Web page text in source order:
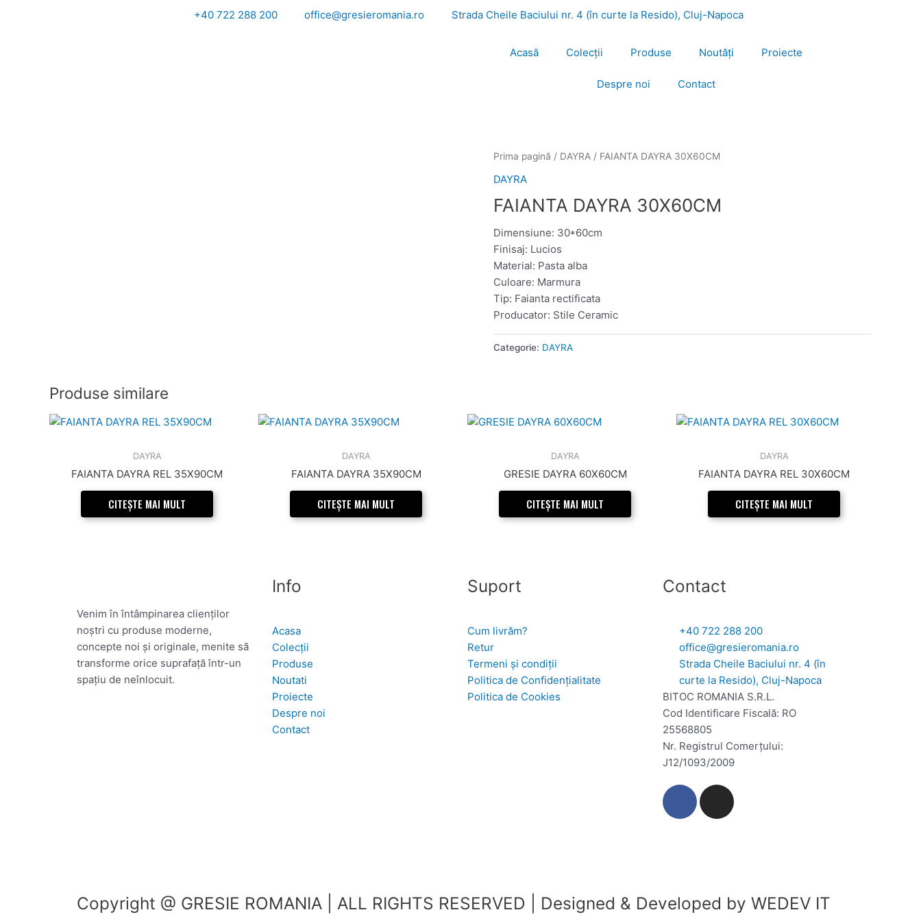
+40 722 288 200 office@gresieromania.ro Strada Cheile Baciului nr. 4 (în curte la Resido), Cluj-Napoca
Acasă Colecții Produse Noutăți Proiecte
Despre noi Contact
Prima pagină / DAYRA / FAIANTA DAYRA 30X60CM
DAYRA
FAIANTA DAYRA 30X60CM
Dimensiune: 30*60cm
Finisaj: Lucios
Material: Pasta alba
Culoare: Marmura
Tip: Faianta rectificata
Producator: Stile Ceramic
Categorie: DAYRA
Produse similare
DAYRA
FAIANTA DAYRA REL 35X90CM
CITEȘTE MAI MULT
DAYRA
FAIANTA DAYRA 35X90CM
CITEȘTE MAI MULT
DAYRA
GRESIE DAYRA 60X60CM
CITEȘTE MAI MULT
DAYRA
FAIANTA DAYRA REL 30X60CM
CITEȘTE MAI MULT
Venim în întâmpinarea clienților
noștri cu produse moderne,
concepte noi și originale, menite să
transforme orice suprafață într-un
spațiu de neînlocuit.
Info
Acasa
Colecții
Produse
Noutati
Proiecte
Despre noi
Contact
Suport
Cum livrăm?
Retur
Termeni și condiții
Politica de Confidențialitate
Politica de Cookies
Contact
+40 722 288 200
office@gresieromania.ro
Strada Cheile Baciului nr. 4 (în
curte la Resido), Cluj-Napoca
BITOC ROMANIA S.R.L.
Cod Identificare Fiscală: RO
25568805
Nr. Registrul Comerţului:
J12/1093/2009
F
o
k
I
r
a
Copyright @ GRESIE ROMANIA | ALL RIGHTS RESERVED | Designed & Developed by WEDEV IT